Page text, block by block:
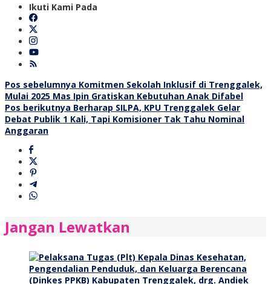
Ikuti Kami Pada
Navigasi
pos
Pos sebelumnya Komitmen Sekolah Inklusif di Trenggalek,
Mulai 2025 Mas Ipin Gratiskan Kebutuhan Anak Difabel
Pos berikutnya Berharap SILPA, KPU Trenggalek Gelar
Debat Publik 1 Kali, Tapi Komisioner Tak Tahu Nominal
Anggaran
Jangan Lewatkan